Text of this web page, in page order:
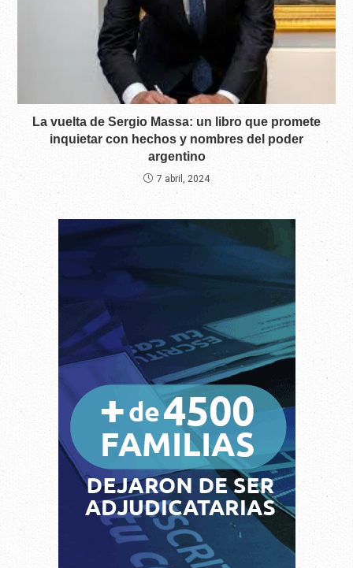
La vuelta de Sergio Massa: un libro que promete
inquietar con hechos y nombres del poder
argentino
7 abril, 2024